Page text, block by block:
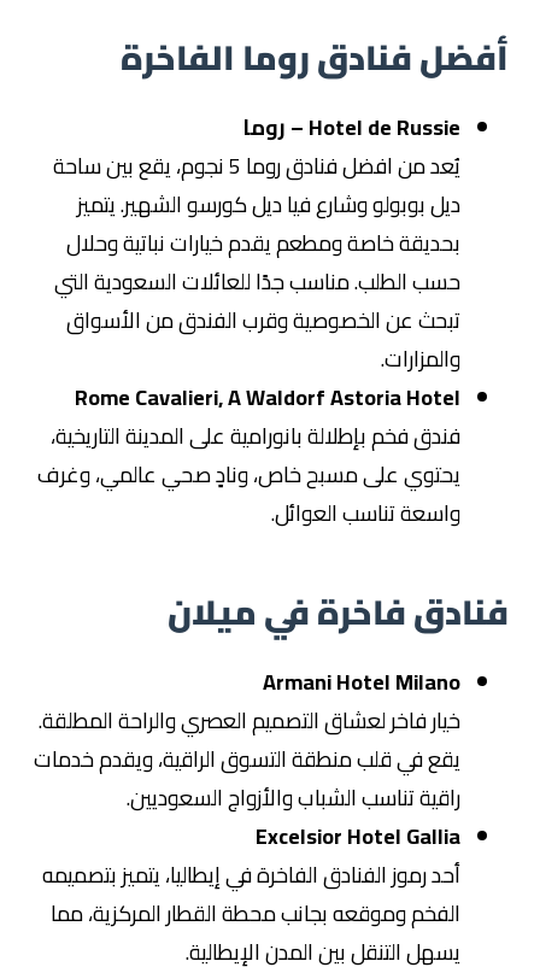
أفضل فنادق روما الفاخرة
Hotel de Russie – روما
يُعد من افضل فنادق روما 5 نجوم، يقع بين ساحة
ديل بوبولو وشارع فيا ديل كورسو الشهير. يتميز
بحديقة خاصة ومطعم يقدم خيارات نباتية وحلال
حسب الطلب. مناسب جدًا للعائلات السعودية التي
تبحث عن الخصوصية وقرب الفندق من الأسواق
والمزارات.
Rome Cavalieri, A Waldorf Astoria Hotel
فندق فخم بإطلالة بانورامية على المدينة التاريخية،
يحتوي على مسبح خاص، ونادٍ صحي عالمي، وغرف
واسعة تناسب العوائل.
فنادق فاخرة في ميلان
Armani Hotel Milano
خيار فاخر لعشاق التصميم العصري والراحة المطلقة.
يقع في قلب منطقة التسوق الراقية، ويقدم خدمات
راقية تناسب الشباب والأزواج السعوديين.
Excelsior Hotel Gallia
أحد رموز الفنادق الفاخرة في إيطاليا، يتميز بتصميمه
الفخم وموقعه بجانب محطة القطار المركزية، مما
يسهل التنقل بين المدن الإيطالية.